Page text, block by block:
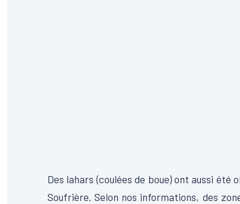
Des lahars (coulées de boue) ont aussi été
Soufrière. Selon nos informations, des